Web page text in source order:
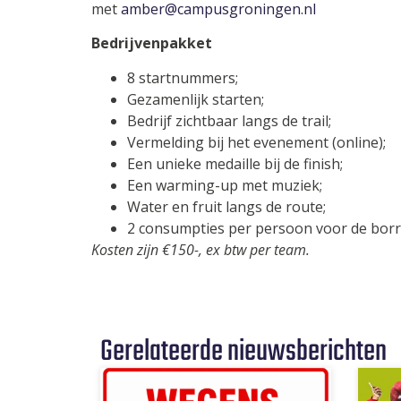
metamber@campusgroningen.nl
Bedrijvenpakket
8 startnummers;
Gezamenlijk starten;
Bedrijf zichtbaar langs de trail;
Vermelding bij het evenement (online);
Een unieke medaille bij de finish;
Een warming-up met muziek;
Water en fruit langs de route;
2 consumpties per persoon voor de
Kosten zijn €150-, ex btw per team.
Gerelateerde nieuwsberichten